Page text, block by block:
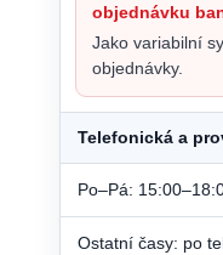
objednávku
Jako variabilní
objednávky.
Telefonická a
Po–Pá:
Ostatní časy: po